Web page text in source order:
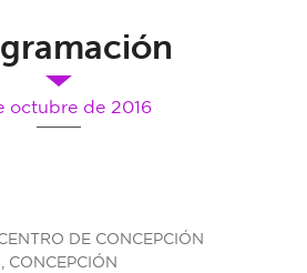
octubre de 2016
DE CONCEPCIÓN
CONCEPCIÓN